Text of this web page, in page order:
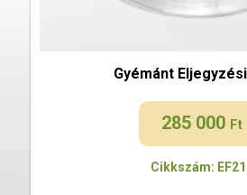
Gyémánt
285 000 Ft
Cikkszám: